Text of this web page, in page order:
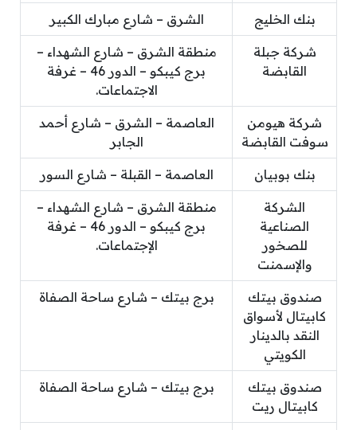
بنك الخليج الشرق – شارع مبارك الكبير
شركة جبلة
القابضة
منطقة الشرق – شارع الشهداء –
برج كيبكو – الدور 46 – غرفة
الاجتماعات.
شركة هيومن
سوفت القابضة
العاصمة – الشرق – شارع أحمد
الجابر
بنك بوبيان العاصمة – القبلة – شارع السور
الشركة
الصناعية
للصخور
والإسمنت
منطقة الشرق – شارع الشهداء –
برج كيبكو – الدور 46 – غرفة
الإجتماعات.
صندوق بيتك
كابيتال لأسواق
النقد بالدينار
الكويتي
برج بيتك – شارع ساحة الصفاة
صندوق بيتك
كابيتال ريت
برج بيتك – شارع ساحة الصفاة